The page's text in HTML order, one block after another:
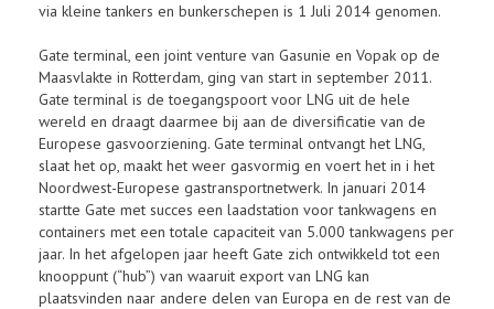
via kleine tankers en bunkerschepen is 1 Juli 2014 genomen.
Gate terminal, een joint venture van Gasunie en Vopak op de
Maasvlakte in Rotterdam, ging van start in september 2011.
Gate terminal is de toegangspoort voor LNG uit de hele
wereld en draagt daarmee bij aan de diversificatie van de
Europese gasvoorziening. Gate terminal ontvangt het LNG,
slaat het op, maakt het weer gasvormig en voert het in i het
Noordwest-Europese gastransportnetwerk. In januari 2014
startte Gate met succes een laadstation voor tankwagens en
containers met een totale capaciteit van 5.000 tankwagens per
jaar. In het afgelopen jaar heeft Gate zich ontwikkeld tot een
knooppunt (“hub”) van waaruit export van LNG kan
plaatsvinden naar andere delen van Europa en de rest van de